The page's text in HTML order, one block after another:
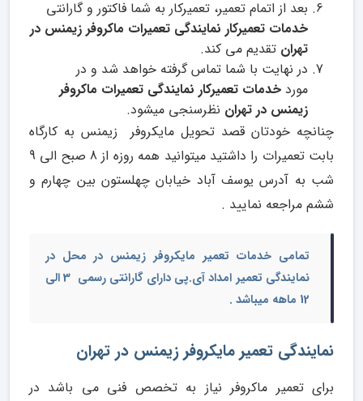
بعد از اتمام تعمیر، تعمیرکار به شما فاکتور و گارانتی
خدمات تعمیرکار نمایندگی تعمیرات ماکروفر زیمنس در
تهران تقدیم می کند.
در نهایت با شما تماس گرفته خواهد شد و در
مورد خدمات تعمیرکار نمایندگی تعمیرات ماکروفر
زیمنس در تهران نظرسنجی میشود.
چنانچه خودتان قصد تحویل مایکروفر زیمنس به کارگاه
بابت تعمیرات را داشتید میتوانید همه روزه از 8 صبح الی 9
شب به آدرس یوسف آباد خیابان چهلستون بین چهارم و
ششم مراجعه نمایید .
تمامی خدمات تعمیر مایکروفر زیمنس در محل در
نمایندگی تعمیر امداد آی.پی دارای گارانتی رسمی 3 الی
12 ماهه میباشد .
نمایندگی تعمیر مایکروفر زیمنس در تهران
برای تعمیر ماکروفر نیاز به تخصص فنی می باشد در